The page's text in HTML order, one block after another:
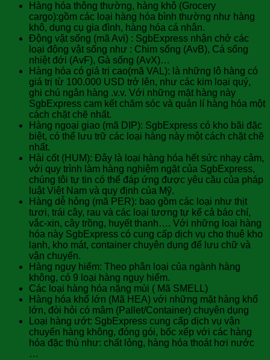
Hàng hóa thông thường, hàng khô (Grocery
cargo):gồm các loại hàng hóa bình thường như hàng
khô, dụng cụ gia đình, hàng hóa cá nhân.
Động vật sống (mã Avi) : SgbExpress nhận chở các
loại động vật sống như : Chim sống (AvB), Cá sống
nhiệt đới (AvF), Gà sống (AvX)…
Hàng hóa có giá trị cao(mã VAL): là những lô hàng có
giá trị từ 100.000 USD trở lên, như các kim loại quý,
ghi chú ngân hàng .v.v. Với những mặt hàng này
SgbExpress cam kết chăm sóc và quản lí hàng hóa một
cách chặt chẽ nhất.
Hàng ngoại giao (mã DIP): SgbExpress có kho bãi đặc
biệt, có thể lưu trữ các loại hàng này một cách chặt chẽ
nhất.
Hài cốt (HUM): Đây là loại hàng hóa hết sức nhạy cảm,
với quy trình làm hàng nghiệm ngặt của SgbExpress,
chúng tôi tự tin có thể đáp ứng được yêu cầu của pháp
luật Việt Nam và quy định của Mỹ.
Hàng dễ hỏng (mã PER): bao gồm các loại như thịt
tươi, trái cây, rau và các loại tương tự kể cả báo chí,
vắc-xin, cây trồng, huyết thanh…. Với những loại hàng
hóa này SgbExpress có cung cấp dịch vụ cho thuê kho
lạnh, kho mát, container chuyên dụng để lưu chữ và
vận chuyển.
Hàng nguy hiểm: Theo phân loại của ngành hàng
không, có 9 loại hàng nguy hiểm.
Các loại hàng hóa nặng mùi ( Mã SMELL)
Hàng hóa khổ lớn (Mã HEA) với những mặt hàng khổ
lớn, đòi hỏi có mâm (Pallet/Container) chuyên dụng
Loại hàng ướt: SgbExpress cung cấp dịch vụ vận
chuyển hàng không, đóng gói, bốc xếp với các hàng
hóa đặc thù như: chất lỏng, hàng hóa thoát hơi nước
…